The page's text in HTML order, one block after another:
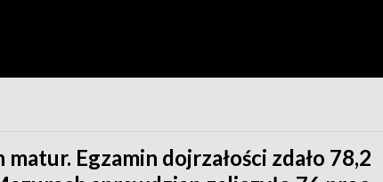
Egzamin dojrzałości zdało 78,2